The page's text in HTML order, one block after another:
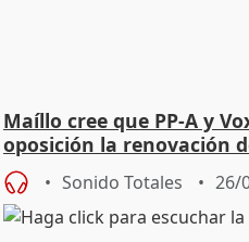
Maíllo cree que PP-A y
oposición la renovación
Defensor
Sonido Totales 26/